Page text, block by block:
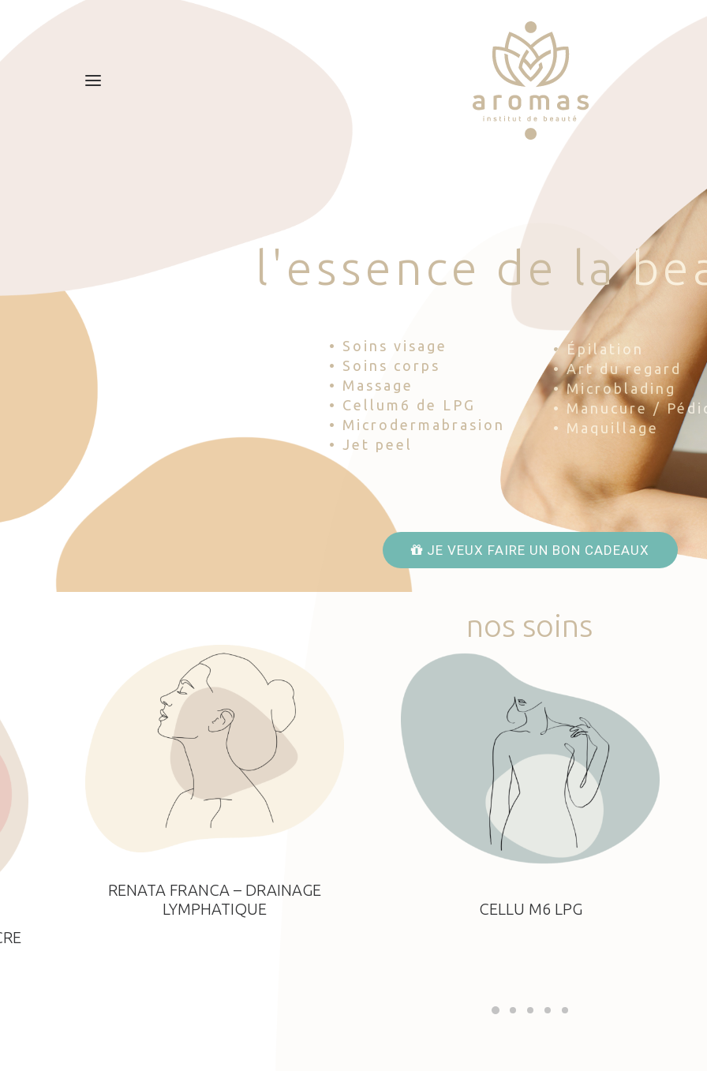
l 'esse nce d e la be
• Soins visage
• Soins corps
• Massage
• Cellum6 de LPG
• Microdermabrasion
• Jet peel
• Épilation
• Art du regard
• Microblading
• Manucure /
• Maquillage
JE VEUX FAIRE UN BON CADEAUX
nos soins
RENATA FRANCA – DRAINAGE
LYMPHATIQUE
CELLU M6 LPG